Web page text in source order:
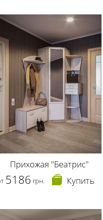
Прихожая "Беатрис"
5186 грн. Купить